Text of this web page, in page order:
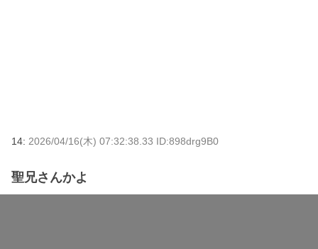
14: 2026/04/16(木) 07:32:38.33 ID:898drg9B0
聖兄さんかよ